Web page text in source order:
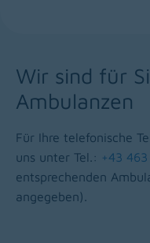
Wir sind für
Ambulanzen
Für Ihre telefonische
uns unter Tel.: +43
entsprechenden
angegeben).